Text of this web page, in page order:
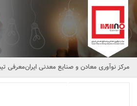
مرکز نوآوری معادن و صنایع معدنی ایرانمعرفی